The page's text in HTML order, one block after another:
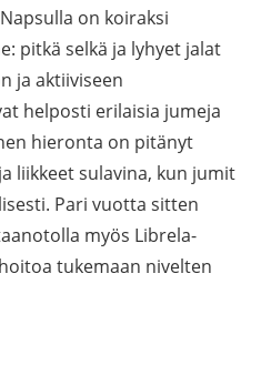
on koiraksi
pitkä selkä ja lyhyet jalat
ja aktiiviseen
helposti erilaisia jumeja
hieronta on pitänyt
liikkeet sulavina, kun jumit
Pari vuotta sitten
myös Librela-
tukemaan nivelten